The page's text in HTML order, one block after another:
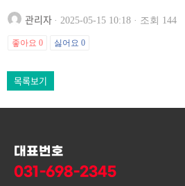
관리자 · 2025-05-15 10:18 · 조회 144
좋아요 0 싫어요 0
목록보기
대표번호
031-698-2345